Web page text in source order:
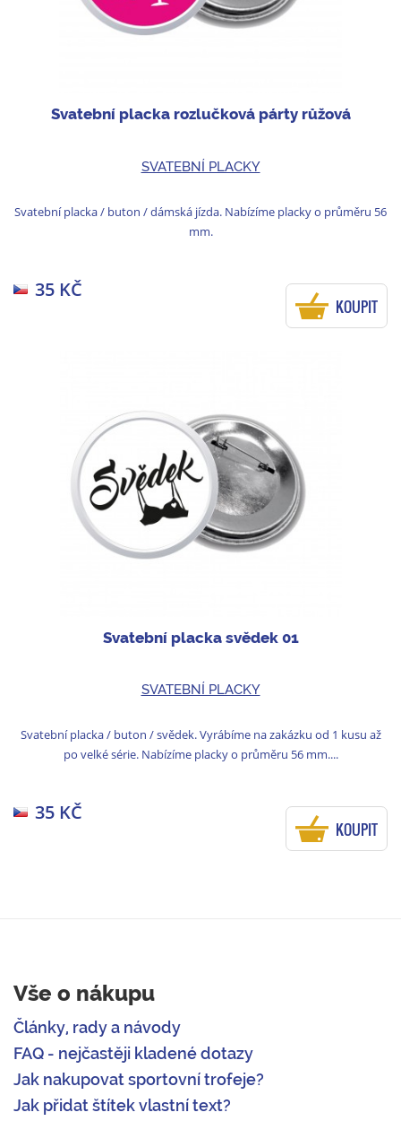
Svatební placka rozlučková párty růžová
SVATEBNÍ PLACKY
Svatební placka / buton / dámská jízda. Nabízíme placky o průměru 56
mm.
35 KČ
KOUPIT
Svatební placka svědek 01
SVATEBNÍ PLACKY
Svatební placka / buton / svědek. Vyrábíme na zakázku od 1 kusu až
po velké série. Nabízíme placky o průměru 56 mm....
35 KČ
KOUPIT
Vše o nákupu
Články, rady a návody
FAQ - nejčastěji kladené dotazy
Jak nakupovat sportovní trofeje?
Jak přidat štítek vlastní text?